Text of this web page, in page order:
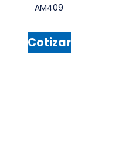
AM409
Cotizar